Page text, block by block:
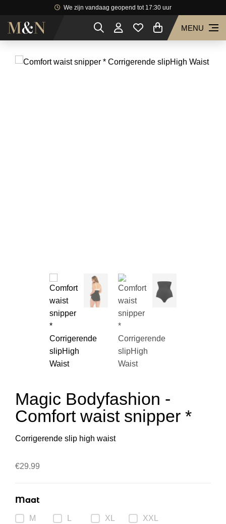
We zijn vandaag geopend tot 17:30 uur
MENU
Magic Bodyfashion -
Comfort waist snipper *
Corrigerende slip high waist
€29.99
Maat
M XL XXL